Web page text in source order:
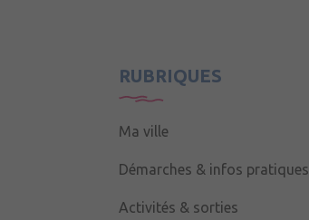
RUBRIQUES
Ma ville
Démarches & infos pratiques
Activités & sorties